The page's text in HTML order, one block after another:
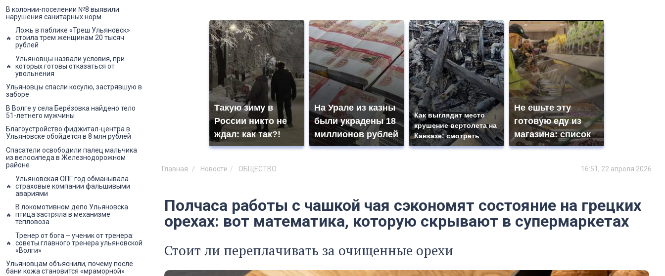
Такую зиму в
России никто не
ждал: как так?!
На Урале из казны
были украдены 18
миллионов рублей
Как выглядит место
крушение вертолета на
Кавказе: смотреть
Не ешьте эту
готовую еду из
магазина: список
Главная Новости ОБЩЕСТВО 16:51, 22 апреля 2026
Полчаса работы с чашкой чая сэкономят состояние на грецких
орехах: вот математика, которую скрывают в супермаркетах
Стоит ли переплачивать за очищенные орехи
В колонии-поселении №8 выявили
нарушения санитарных норм
Ложь в паблике «Треш Ульяновск»
стоила трем женщинам 20 тысяч
рублей
Ульяновцы назвали условия, при
которых готовы отказаться от
увольнения
Ульяновцы спасли косулю, застрявшую в
заборе
В Волге у села Берёзовка найдено тело
51-летнего мужчины
Благоустройство фиджитал-центра в
Ульяновске обойдется в 8 млн рублей
Спасатели освободили палец мальчика
из велосипеда в Железнодорожном
районе
Ульяновская ОПГ год обманывала
страховые компании фальшивыми
авариями
В локомотивном депо Ульяновска
птица застряла в механизме
тепловоза
Тренер от бога – ученик от тренера:
советы главного тренера ульяновской
«Волги»
Ульяновцам объяснили, почему после
бани кожа становится «мраморной»